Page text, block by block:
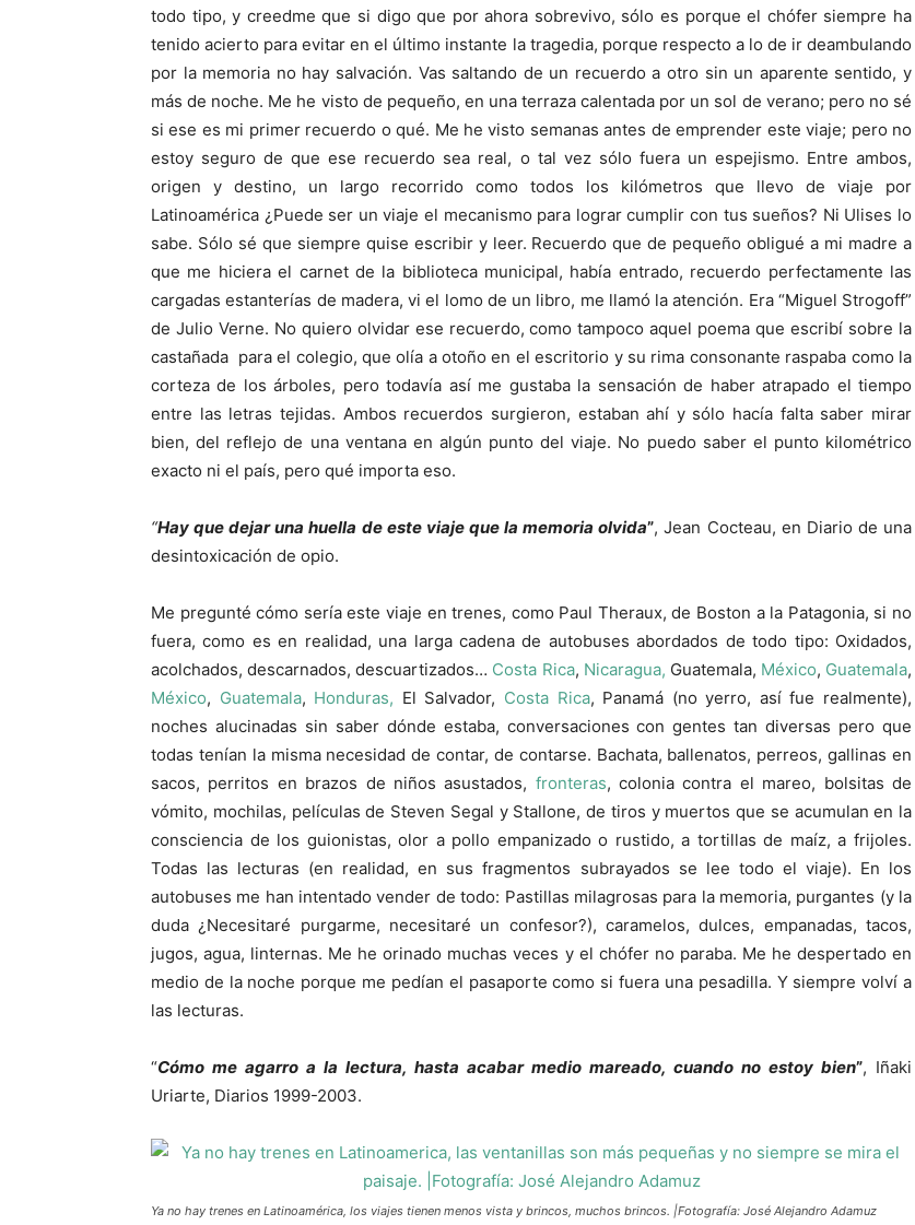
todo tipo, y creedme que si digo que por ahora sobrevivo, sólo es porque el chófer siempre ha
tenido acierto para evitar en el último instante la tragedia, porque respecto a lo de ir deambulando
por la memoria no hay salvación. Vas saltando de un recuerdo a otro sin un aparente sentido, y
más de noche. Me he visto de pequeño, en una terraza calentada por un sol de verano; pero no sé
si ese es mi primer recuerdo o qué. Me he visto semanas antes de emprender este viaje; pero no
estoy seguro de que ese recuerdo sea real, o tal vez sólo fuera un espejismo. Entre ambos,
origen y destino, un largo recorrido como todos los kilómetros que llevo de viaje por
Latinoamérica ¿Puede ser un viaje el mecanismo para lograr cumplir con tus sueños? Ni Ulises lo
sabe. Sólo sé que siempre quise escribir y leer. Recuerdo que de pequeño obligué a mi madre a
que me hiciera el carnet de la biblioteca municipal, había entrado, recuerdo perfectamente las
cargadas estanterías de madera, vi el lomo de un libro, me llamó la atención. Era “Miguel Strogoff”
de Julio Verne. No quiero olvidar ese recuerdo, como tampoco aquel poema que escribí sobre la
castañada para el colegio, que olía a otoño en el escritorio y su rima consonante raspaba como la
corteza de los árboles, pero todavía así me gustaba la sensación de haber atrapado el tiempo
entre las letras tejidas. Ambos recuerdos surgieron, estaban ahí y sólo hacía falta saber mirar
bien, del reflejo de una ventana en algún punto del viaje. No puedo saber el punto kilométrico
exacto ni el país, pero qué importa eso.
“Hay que dejar una huella de este viaje que la memoria olvida”, Jean Cocteau, en Diario de una
desintoxicación de opio.
Me pregunté cómo sería este viaje en trenes, como Paul Theraux, de Boston a la Patagonia, si no
fuera, como es en realidad, una larga cadena de autobuses abordados de todo tipo: Oxidados,
acolchados, descarnados, descuartizados… Costa Rica, Nicaragua, Guatemala, México, Guatemala,
México, Guatemala, Honduras, El Salvador, Costa Rica, Panamá (no yerro, así fue realmente),
noches alucinadas sin saber dónde estaba, conversaciones con gentes tan diversas pero que
todas tenían la misma necesidad de contar, de contarse. Bachata, ballenatos, perreos, gallinas en
sacos, perritos en brazos de niños asustados, fronteras, colonia contra el mareo, bolsitas de
vómito, mochilas, películas de Steven Segal y Stallone, de tiros y muertos que se acumulan en la
consciencia de los guionistas, olor a pollo empanizado o rustido, a tortillas de maíz, a frijoles.
Todas las lecturas (en realidad, en sus fragmentos subrayados se lee todo el viaje). En los
autobuses me han intentado vender de todo: Pastillas milagrosas para la memoria, purgantes (y la
duda ¿Necesitaré purgarme, necesitaré un confesor?), caramelos, dulces, empanadas, tacos,
jugos, agua, linternas. Me he orinado muchas veces y el chófer no paraba. Me he despertado en
medio de la noche porque me pedían el pasaporte como si fuera una pesadilla. Y siempre volví a
las lecturas.
“Cómo me agarro a la lectura, hasta acabar medio mareado, cuando no estoy bien”, Iñaki
Uriarte, Diarios 1999-2003.
Ya no hay trenes en Latinoamérica, los viajes tienen menos vista y brincos, muchos brincos. |Fotografía: José Alejandro Adamuz